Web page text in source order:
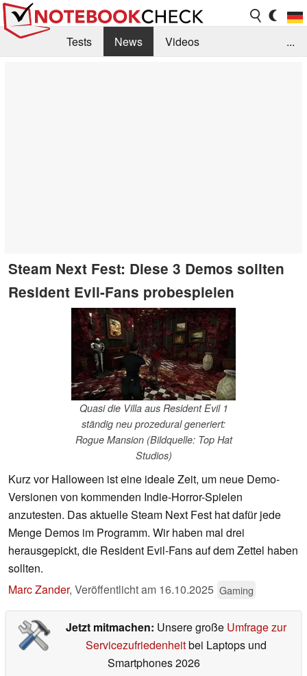
Tests News
Videos
...
Steam Next Fest: Diese 3 Demos sollten
Resident Evil-Fans probespielen
Quasi die Villa aus Resident Evil 1
ständig neu prozedural generiert:
Rogue Mansion (Bildquelle: Top Hat
Studios)
Kurz vor Halloween ist eine ideale Zeit, um neue Demo-
Versionen von kommenden Indie-Horror-Spielen
anzutesten. Das aktuelle Steam Next Fest hat dafür jede
Menge Demos im Programm. Wir haben mal drei
herausgepickt, die Resident Evil-Fans auf dem Zettel haben
sollten.
Marc Zander, Veröffentlicht am 16.10.2025 Gaming
Jetzt mitmachen: Unsere große Umfrage zur
Servicezufriedenheitbei Laptops und
Smartphones 2026